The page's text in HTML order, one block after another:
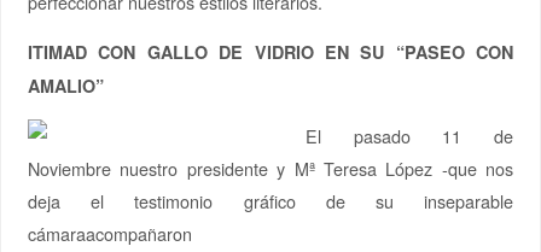
ITIMAD CON GALLO DE VIDRIO EN SU “PASEO CON
AMALIO”
El pasado 11 de
Noviembre nuestro presidente y Mª Teresa López -que nos
deja el testimonio gráfico de su inseparable
cámaraacompañaron